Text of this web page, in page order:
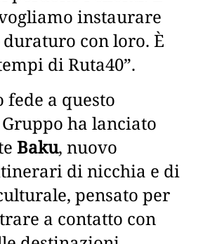
instaurare
con loro. È
di Ruta40”.
a questo
ha lanciato
Baku, nuovo
di nicchia e di
pensato per
a contatto con